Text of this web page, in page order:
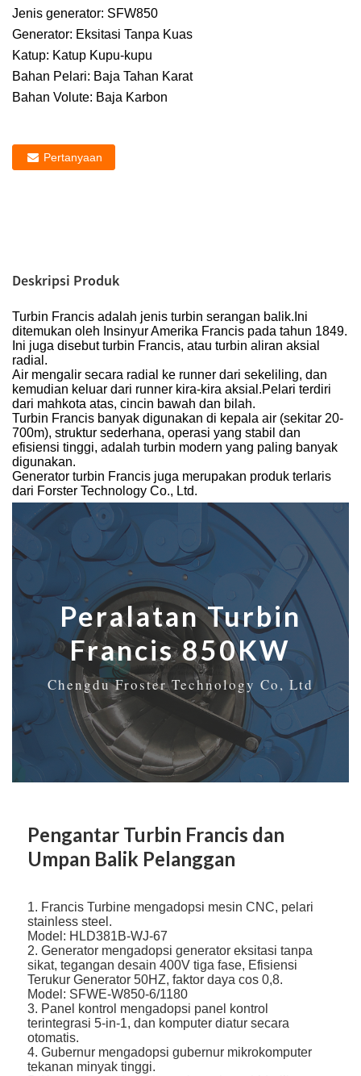
Jenis generator: SFW850
Generator: Eksitasi Tanpa Kuas
Katup: Katup Kupu-kupu
Bahan Pelari: Baja Tahan Karat
Bahan Volute: Baja Karbon
Pertanyaan
Deskripsi Produk
Turbin Francis adalah jenis turbin serangan balik.Ini
ditemukan oleh Insinyur Amerika Francis pada tahun 1849.
Ini juga disebut turbin Francis, atau turbin aliran aksial
radial.
Air mengalir secara radial ke runner dari sekeliling, dan
kemudian keluar dari runner kira-kira aksial.Pelari terdiri
dari mahkota atas, cincin bawah dan bilah.
Turbin Francis banyak digunakan di kepala air (sekitar 20-
700m), struktur sederhana, operasi yang stabil dan
efisiensi tinggi, adalah turbin modern yang paling banyak
digunakan.
Generator turbin Francis juga merupakan produk terlaris
dari Forster Technology Co., Ltd.
Peralatan Turbin
Francis 850KW
Chengdu Froster Technology Co, Ltd
Pengantar Turbin Francis dan
Umpan Balik Pelanggan
1. Francis Turbine mengadopsi mesin CNC, pelari
stainless steel.
Model: HLD381B-WJ-67
2. Generator mengadopsi generator eksitasi tanpa
sikat, tegangan desain 400V tiga fase, Efisiensi
Terukur Generator 50HZ, faktor daya cos 0,8.
Model: SFWE-W850-6/1180
3. Panel kontrol mengadopsi panel kontrol
terintegrasi 5-in-1, dan komputer diatur secara
otomatis.
4. Gubernur mengadopsi gubernur mikrokomputer
tekanan minyak tinggi.